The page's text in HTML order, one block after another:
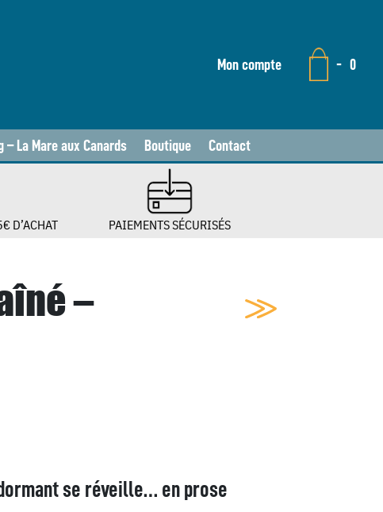
Mon compte - 0
– La Mare aux Canards Boutique Contact
D’ACHAT PAIEMENTS SÉCURISÉS
–
se réveille… en prose